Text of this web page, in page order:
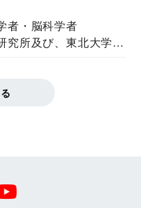
者・脳科学者
究所及び、東北大学大